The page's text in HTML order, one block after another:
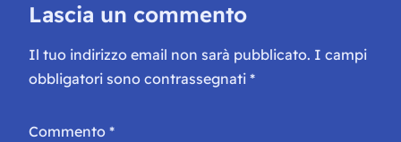
Lascia un commento
Il tuo indirizzo email non sarà pubblicato. I campi
obbligatori sono contrassegnati *
Commento *